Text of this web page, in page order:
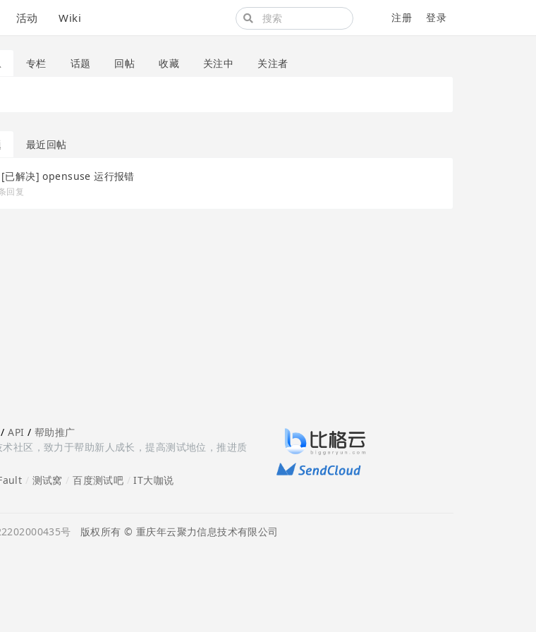
活动 Wiki 注册 登录
专栏 话题 回帖 收藏 关注中 关注者
最近回帖
[已解决] opensuse 运行报错
回复
/API / 帮助推广
社区，致力于帮助新人成长，提高测试地位，推进质
测试窝 /百度测试吧 /IT大咖说
号 版权所有 © 重庆年云聚力信息技术有限公司